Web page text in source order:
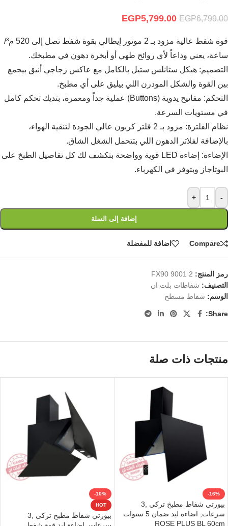
EGP6,799.00
EGP5,799.00
قوة شفط عالية مزود بـ 2 موتور إيطالي بقوة شفط تصل إلى 520 م³/
ساعة، يعني وداعاً لأي روائح طهي أو أبخرة دهون في مطبخك.
التصميم: هيكل ستانلس ستيل بالكامل مع عاكس زجاجي أنيق بيجمع
بين القوة والشكل المودرن اللي بيليق على أي مطبخ.
التحكم: مفاتيح يدوية (Buttons) عملية جداً ومعمرة، بتديك تحكم كامل
في مستويات السرعة.
نظام الفلترة: مزود بـ 2 فلتر كربون عالي الجودة لتنقية الهواء،
بالإضافة لفلاتر الدهون اللي بتتحمل الشغل الشاق.
الإضاءة: إضاءة LED قوية وواضحة بتكشف لك كل تفاصيل الطبخ على
البوتاجاز وبتوفر في الكهرباء.
-
+
إضافة إلى السلة
Compare اضافة للمفضلة
رمز المنتج: 2 9001 FX90
التصنيف: شفاطات بلت ان
الوسم: شفاط مسطح
Share:
منتجات ذات صلة
-16%
بيورتي شفاط مطبخ تركى ,3
سرعات, اضاءة ليد ضمان 5 سنوات
ROSE PLUS BL 60cm
-10%
HOT
بيورتي شفاط مطبخ تركى ,3